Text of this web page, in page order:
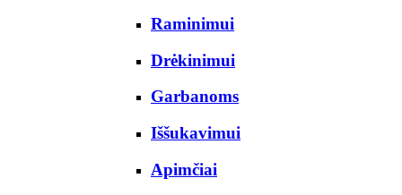
Raminimui
Drėkinimui
Garbanoms
Iššukavimui
Apimčiai